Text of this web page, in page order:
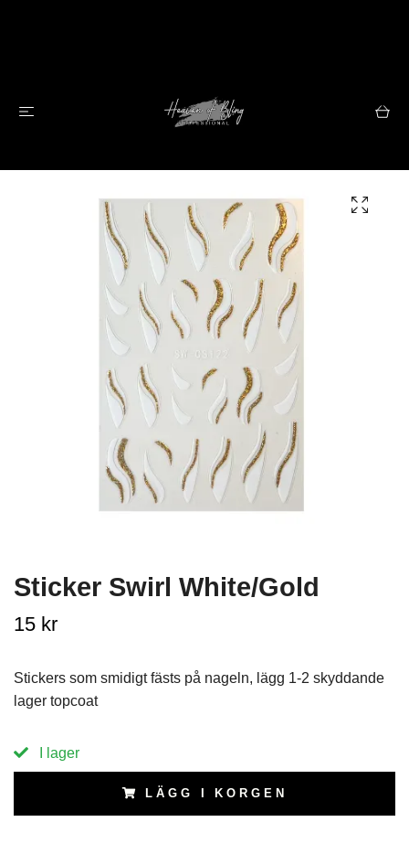
Sticker Swirl White/Gold
15 kr
Stickers som smidigt fästs på nageln, lägg 1-2 skyddande
lager topcoat
I lager
LÄGG I KORGEN